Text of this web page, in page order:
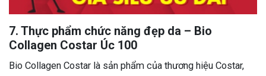
7. Thực phẩm chức năng đẹp da – Bio
Collagen Costar Úc 100
Bio Collagen Costar là sản phẩm của thương hiệu Costar,